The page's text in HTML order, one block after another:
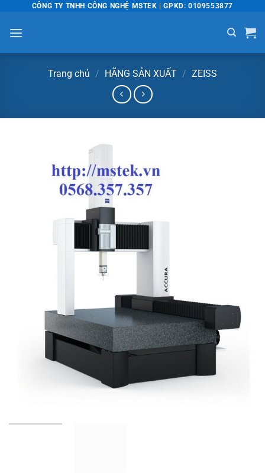
nội
dung
CÔNG TY TNHH CÔNG NGHỆ MSTEK | GPKD: 0109553877
Trang chủ / HÃNG SẢN XUẤT / ZEISS